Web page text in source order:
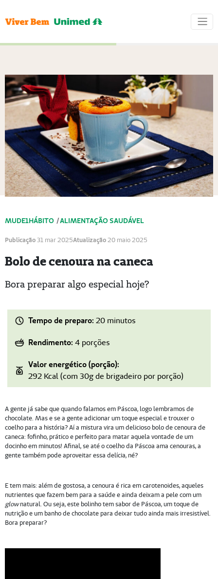
MUDE1HÁBITO /ALIMENTAÇÃO SAUDÁVEL
Publicação31 mar 2025Atualização20 maio 2025
Bolo de cenoura na caneca
Bora preparar algo especial hoje?
Tempo de preparo: 20 minutos
Rendimento: 4 porções
Valor energético (porção):
292 Kcal (com 30g de brigadeiro por porção)
A gente já sabe que quando falamos em Páscoa, logo lembramos de
chocolate. Mas e se a gente adicionar um toque especial e trouxer o
coelho para a história? Aí a mistura vira um delicioso bolo de cenoura de
caneca: fofinho, prático e perfeito para matar aquela vontade de um
docinho em minutos! Afinal, se até o coelho da Páscoa ama cenouras, a
gente também pode aproveitar essa delícia, né?
E tem mais: além de gostosa, a cenoura é rica em carotenoides, aqueles
nutrientes que fazem bem para a saúde e ainda deixam a pele com um
glownatural. Ou seja, este bolinho tem sabor de Páscoa, um toque de
nutrição e um banho de chocolate para deixar tudo ainda mais irresistível.
Bora preparar?